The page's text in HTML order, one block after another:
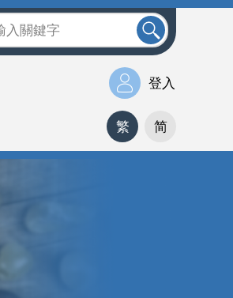
登入
繁 简